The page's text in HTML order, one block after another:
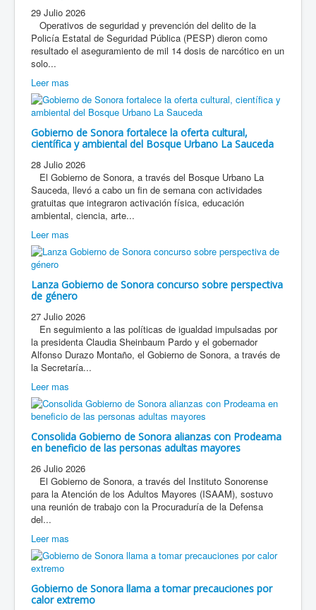
29 Julio 2026
Operativos de seguridad y prevención del delito de la
Policía Estatal de Seguridad Pública (PESP) dieron como
resultado el aseguramiento de mil 14 dosis de narcótico en un
solo...
Leer mas
Gobierno de Sonora fortalece la oferta cultural,
científica y ambiental del Bosque Urbano La Sauceda
28 Julio 2026
El Gobierno de Sonora, a través del Bosque Urbano La
Sauceda, llevó a cabo un fin de semana con actividades
gratuitas que integraron activación física, educación
ambiental, ciencia, arte...
Leer mas
Lanza Gobierno de Sonora concurso sobre perspectiva
de género
27 Julio 2026
En seguimiento a las políticas de igualdad impulsadas por
la presidenta Claudia Sheinbaum Pardo y el gobernador
Alfonso Durazo Montaño, el Gobierno de Sonora, a través de
la Secretaría...
Leer mas
Consolida Gobierno de Sonora alianzas con Prodeama
en beneficio de las personas adultas mayores
26 Julio 2026
El Gobierno de Sonora, a través del Instituto Sonorense
para la Atención de los Adultos Mayores (ISAAM), sostuvo
una reunión de trabajo con la Procuraduría de la Defensa
del...
Leer mas
Gobierno de Sonora llama a tomar precauciones por
calor extremo